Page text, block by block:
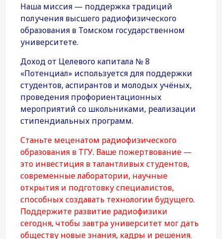
Наша миссия — поддержка традиций
получения высшего радиофизического
образования в Томском государственном
университете.
Доход от Целевого капитала № 8
«Потенциал» используется для поддержки
студентов, аспирантов и молодых учёных,
проведения профориентационных
мероприятий со школьниками, реализации
стипендиальных программ.
Станьте меценатом радиофизического
образования в ТГУ. Ваше пожертвование —
это инвестиция в талантливых студентов,
современные лаборатории, научные
открытия и подготовку специалистов,
способных создавать технологии будущего.
Поддержите развитие радиофизики
сегодня, чтобы завтра университет мог дать
обществу новые знания, кадры и решения.